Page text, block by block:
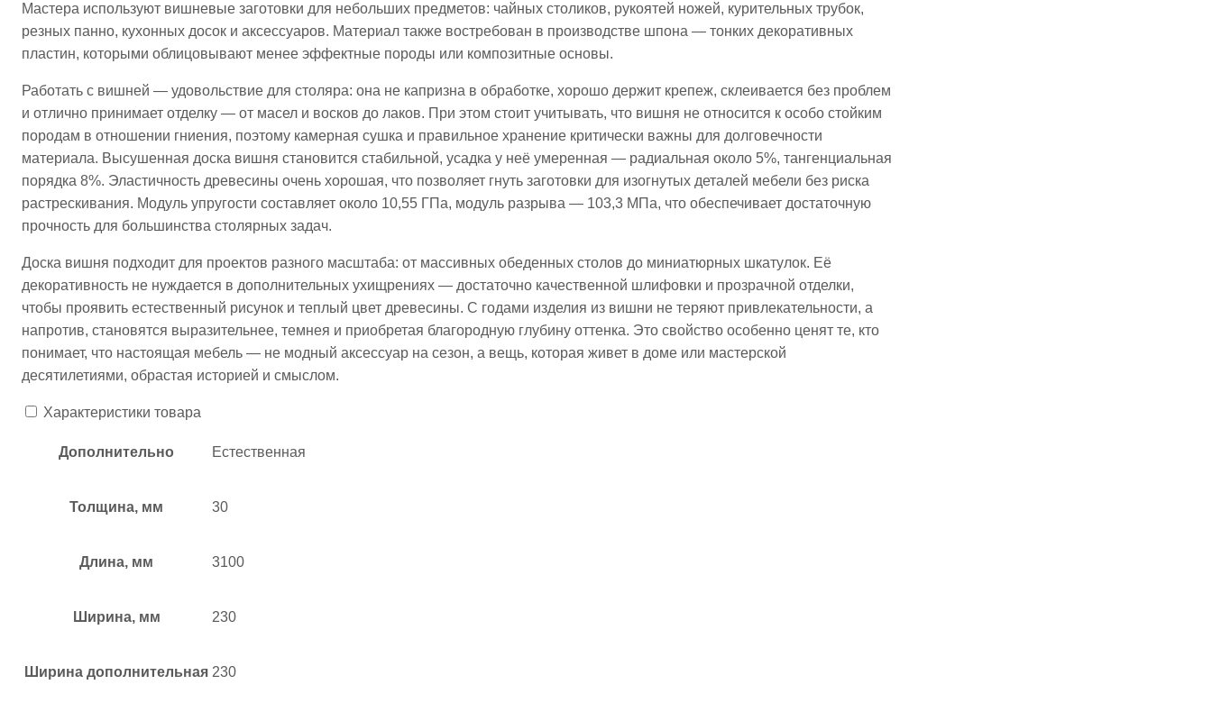
Мастера используют вишневые заготовки для небольших предметов: чайных столиков, рукоятей ножей, курительных трубок,
резных панно, кухонных досок и аксессуаров. Материал также востребован в производстве шпона — тонких декоративных
пластин, которыми облицовывают менее эффектные породы или композитные основы.​
Работать с вишней — удовольствие для столяра: она не капризна в обработке, хорошо держит крепеж, склеивается без проблем
и отлично принимает отделку — от масел и восков до лаков. При этом стоит учитывать, что вишня не относится к особо стойким
породам в отношении гниения, поэтому камерная сушка и правильное хранение критически важны для долговечности
материала. Высушенная доска вишня становится стабильной, усадка у неё умеренная — радиальная около 5%, тангенциальная
порядка 8%. Эластичность древесины очень хорошая, что позволяет гнуть заготовки для изогнутых деталей мебели без риска
растрескивания. Модуль упругости составляет около 10,55 ГПа, модуль разрыва — 103,3 МПа, что обеспечивает достаточную
прочность для большинства столярных задач.​
Доска вишня подходит для проектов разного масштаба: от массивных обеденных столов до миниатюрных шкатулок. Её
декоративность не нуждается в дополнительных ухищрениях — достаточно качественной шлифовки и прозрачной отделки,
чтобы проявить естественный рисунок и теплый цвет древесины. С годами изделия из вишни не теряют привлекательности, а
напротив, становятся выразительнее, темнея и приобретая благородную глубину оттенка. Это свойство особенно ценят те, кто
понимает, что настоящая мебель — не модный аксессуар на сезон, а вещь, которая живет в доме или мастерской
десятилетиями, обрастая историей и смыслом.​
Характеристики товара
Дополнительно Естественная
Толщина, мм 30
Длина, мм 3100
Ширина, мм 230
Ширина дополнительная 230